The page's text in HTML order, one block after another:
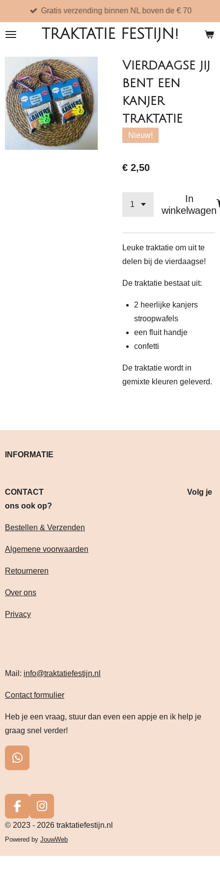
direct
naar
hoofdinhoud
TRAKTATIE FESTIJN!
Gratis verzending binnen NL boven de € 70
Vierdaagse jij
bent een
kanjer
traktatie
Nieuw!
€ 2,50
In
winkelwagen
Leuke traktatie om uit te
delen bij de vierdaagse!
De traktatie bestaat uit:
2 heerlijke kanjers
stroopwafels
een fluit handje
confetti
De traktatie wordt in
gemixte kleuren geleverd.
INFORMATIE
CONTACT Volg je
ons ook op?
Bestellen & Verzenden
Algemene voorwaarden
Retourneren
Over ons
Privacy
Mail: info@traktatiefestijn.nl
Contact formulier
Heb je een vraag, stuur dan even een appje en ik help je
graag snel verder!
W
t
s
A
F
a
b
I
n
s
a
© 2023 - 2026 traktatiefestijn.nl
Powered by JouwWeb